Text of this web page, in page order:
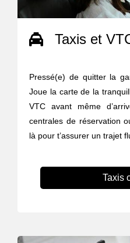
Taxis et
Pressé(e) de quitter la
Joue la carte de la
VTC avant même
centrales de réservation
là pour t’assurer un trajet
Taxis